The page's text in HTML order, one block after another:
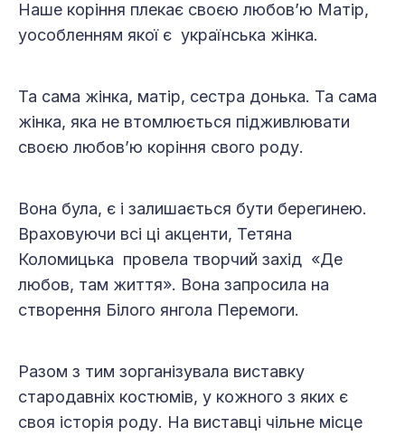
Наше коріння плекає своєю любов’ю Матір,
уособленням якої є українська жінка.
Та сама жінка, матір, сестра донька. Та сама
жінка, яка не втомлюється підживлювати
своєю любов’ю коріння свого роду.
Вона була, є і залишається бути берегинею.
Враховуючи всі ці акценти, Тетяна
Коломицька провела творчий захід «Де
любов, там життя». Вона запросила на
створення Білого янгола Перемоги.
Разом з тим зорганізувала виставку
стародавніх костюмів, у кожного з яких є
своя історія роду. На виставці чільне місце